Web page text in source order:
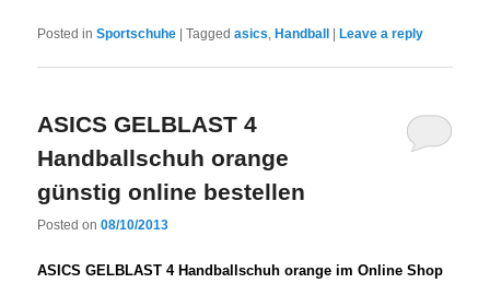
Posted in Sportschuhe |Tagged asics, Handball Leave a reply
ASICS GELBLAST 4
Handballschuh orange
günstig online bestellen
Posted on08/10/2013
ASICS GELBLAST 4 Handballschuh orange im Online Shop